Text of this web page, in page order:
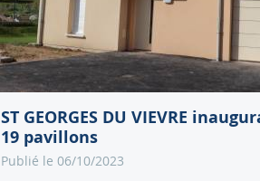
ST GEORGES DU VIEVRE
19 pavillons
Publié le 06/10/2023